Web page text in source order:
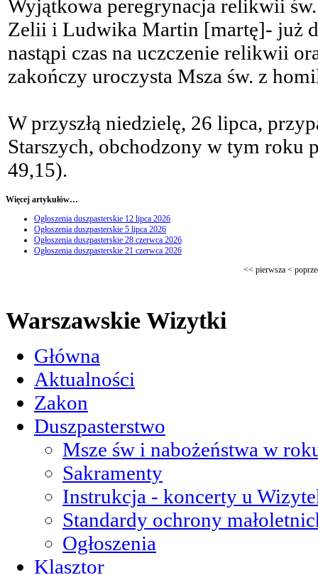
Wyjątkowa peregrynacja relikwii
Zelii i Ludwika Martin [martę]- już
nastąpi czas na uczczenie relikwii
zakończy uroczysta Msza św. z
W przyszłą niedzielę, 26 lipca,
Starszych, obchodzony w tym roku
49,15).
Więcej artykułów…
Ogłoszenia duszpasterskie 12 lipca 2026
Ogłoszenia duszpasterskie 5 lipca 2026
Ogłoszenia duszpasterskie 28 czerwca 2026
Ogłoszenia duszpasterskie 21 czerwca 2026
<< pierwsza <
Warszawskie Wizytki
Główna
Aktualności
Zakon
Duszpasterstwo
Msze św i nabożeństwa w
Sakramenty
Instrukcja - koncerty u
Standardy ochrony
Ogłoszenia
Klasztor